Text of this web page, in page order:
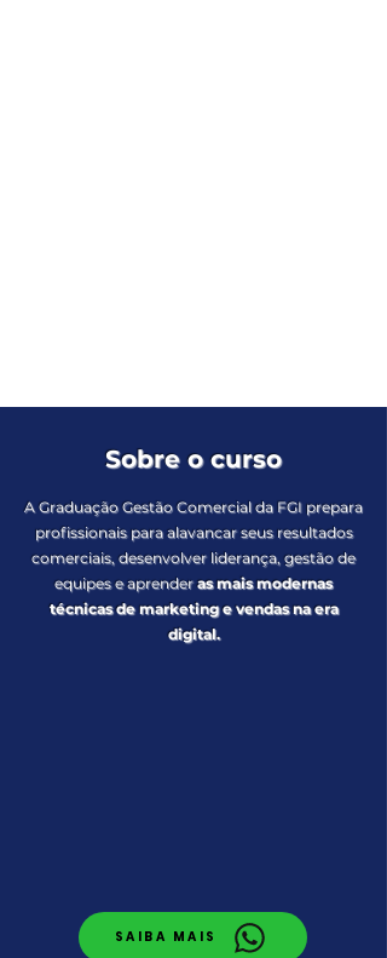
Sobre o curso
A Graduação Gestão Comercial da FGI prepara
profissionais para alavancar seus resultados
comerciais, desenvolver liderança, gestão de
equipes e aprenderas mais modernas
técnicas de marketing e vendas na era
digital.
SAIBA MAIS